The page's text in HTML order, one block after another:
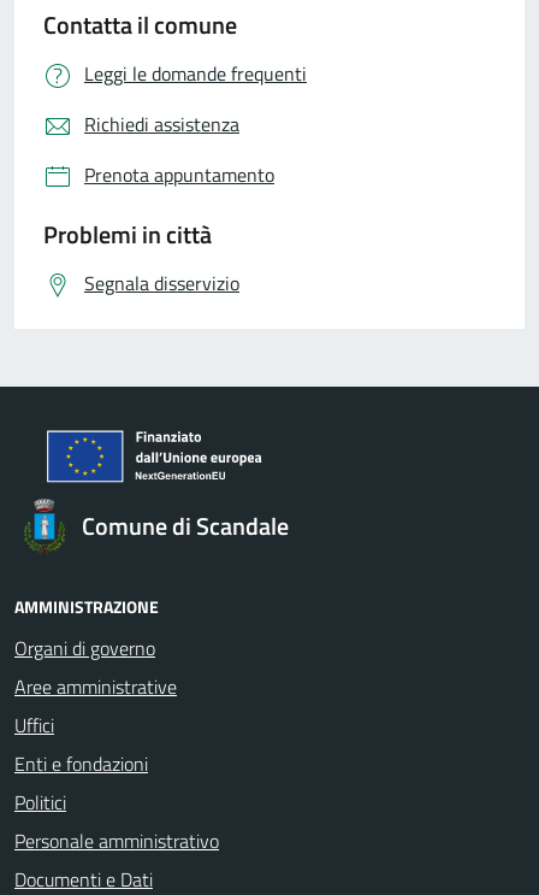
Contatta il comune
Leggi le domande frequenti
Richiedi assistenza
Prenota appuntamento
Problemi in città
Segnala disservizio
Comune di Scandale
AMMINISTRAZIONE
Organi di governo
Aree amministrative
Uffici
Enti e fondazioni
Politici
Personale amministrativo
Documenti e Dati